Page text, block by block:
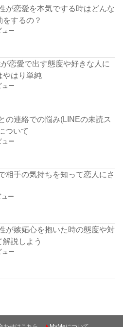
が恋愛を本気でする時はどんな
するの？
ュー
恋愛で出す態度や好きな人に
やはり単純
ュー
の連絡での悩み(LINEの未読ス
ついて
ュー
相手の気持ちを知って恋人にさ
ー
が嫉妬心を抱いた時の態度や対
説しよう
ュー